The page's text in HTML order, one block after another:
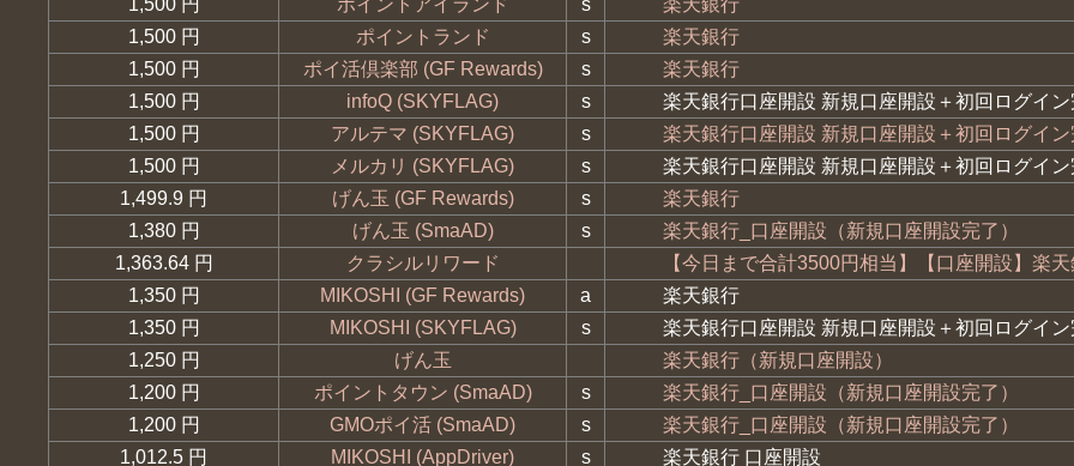
1,500 円
ポイントアイランド s
楽天銀行
1,500 円
ポイントランド s
楽天銀行
1,500 円
ポイ活倶楽部 (GF Rewards) s
楽天銀行
1,500 円
infoQ (SKYFLAG) s
楽天銀行口座開設 新規口座開設＋初回ログイン
1,500 円
アルテマ (SKYFLAG) s
楽天銀行口座開設 新規口座開設＋初回ログイン
1,500 円
メルカリ (SKYFLAG) s
楽天銀行口座開設 新規口座開設＋初回ログイン
1,499.9 円
げん玉 (GF Rewards) s
楽天銀行
1,380 円
げん玉 (SmaAD) s
楽天銀行_口座開設（新規口座開設完了）
1,363.64 円
クラシルリワード
【今日まで合計3500円相当】【口座開設】楽
1,350 円
MIKOSHI (GF Rewards) a
楽天銀行
1,350 円
MIKOSHI (SKYFLAG) s
楽天銀行口座開設 新規口座開設＋初回ログイン
1,250 円
げん玉
楽天銀行（新規口座開設）
1,200 円
ポイントタウン (SmaAD) s
楽天銀行_口座開設（新規口座開設完了）
1,200 円
GMOポイ活 (SmaAD) s
楽天銀行_口座開設（新規口座開設完了）
1,012.5 円
MIKOSHI (AppDriver) s
楽天銀行 口座開設